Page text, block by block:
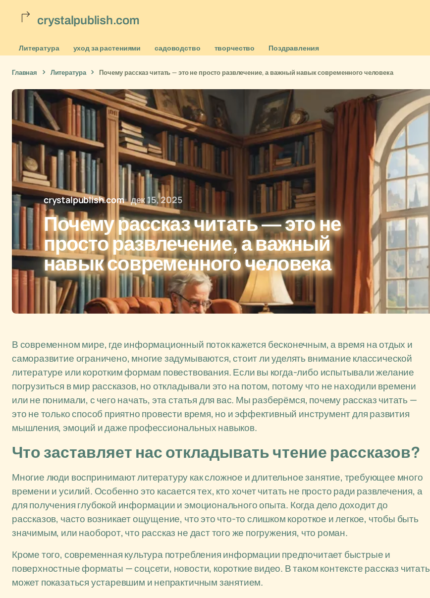
crystalpublish.com
Литература уход за растениями садоводство творчество Поздравления
Главная Литература Почему рассказ читать — это не просто развлечение, а важный навык современного человека
crystalpublish.com дек 15, 2025
Почему рассказ читать — это не
просто развлечение, а важный
навык современного человека
В современном мире, где информационный поток кажется бесконечным, а время на отдых и
саморазвитие ограничено, многие задумываются, стоит ли уделять внимание классической
литературе или коротким формам повествования. Если вы когда-либо испытывали желание
погрузиться в мир рассказов, но откладывали это на потом, потому что не находили времени
или не понимали, с чего начать, эта статья для вас. Мы разберёмся, почему рассказ читать —
это не только способ приятно провести время, но и эффективный инструмент для развития
мышления, эмоций и даже профессиональных навыков.
Что заставляет нас откладывать чтение рассказов?
Многие люди воспринимают литературу как сложное и длительное занятие, требующее много
времени и усилий. Особенно это касается тех, кто хочет читать не просто ради развлечения, а
для получения глубокой информации и эмоционального опыта. Когда дело доходит до
рассказов, часто возникает ощущение, что это что-то слишком короткое и легкое, чтобы быть
значимым, или наоборот, что рассказ не даст того же погружения, что роман.
Кроме того, современная культура потребления информации предпочитает быстрые и
поверхностные форматы — соцсети, новости, короткие видео. В таком контексте рассказ читать
может показаться устаревшим и непрактичным занятием.